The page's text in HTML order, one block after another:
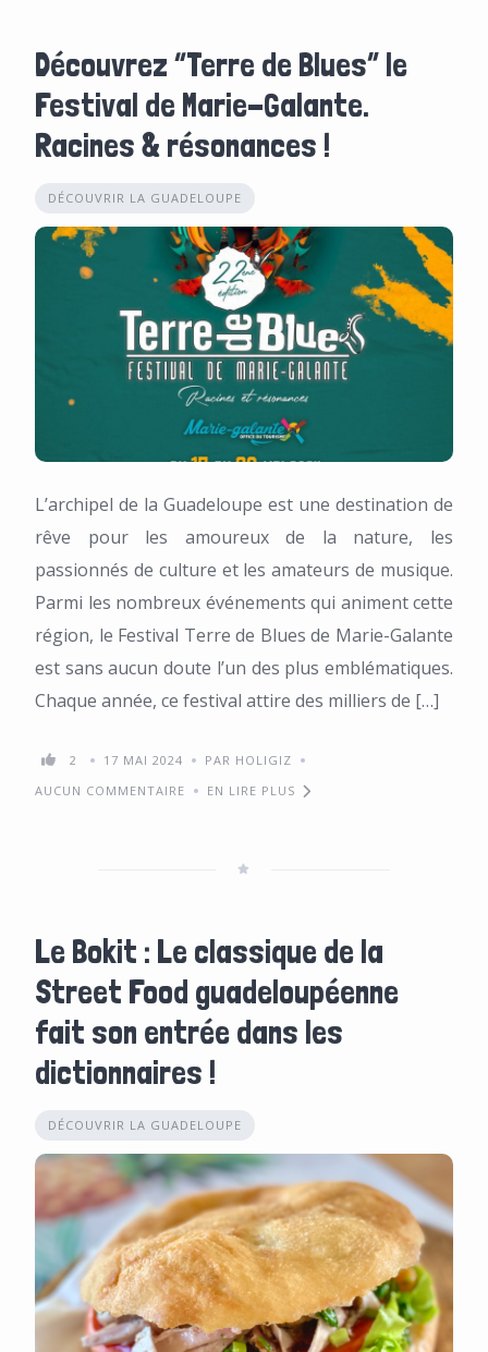
Découvrez “Terre de Blues” le
Festival de Marie-Galante.
Racines & résonances !
DÉCOUVRIR LA GUADELOUPE
L’archipel de la Guadeloupe est une destination de
rêve pour les amoureux de la nature, les
passionnés de culture et les amateurs de musique.
Parmi les nombreux événements qui animent cette
région, le Festival Terre de Blues de Marie-Galante
est sans aucun doute l’un des plus emblématiques.
Chaque année, ce festival attire des milliers de […]
2 17 MAI 2024
PAR HOLIGIZ
AUCUN COMMENTAIRE
EN LIRE PLUS
Le Bokit : Le classique de la
Street Food guadeloupéenne
fait son entrée dans les
dictionnaires !
DÉCOUVRIR LA GUADELOUPE